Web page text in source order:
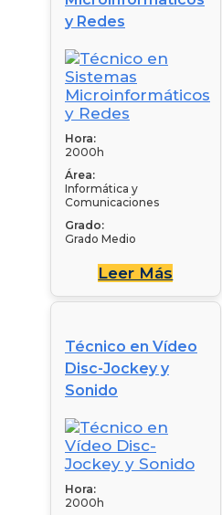
y Redes
Hora:
2000h
Área:
Informática y
Comunicaciones
Grado:
Grado Medio
Leer Más
Técnico en Vídeo
Disc-Jockey y
Sonido
Hora:
2000h